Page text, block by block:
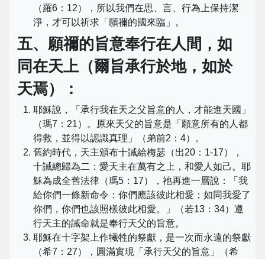
（羅6：12），所以我們在思、言、行為上保持潔
淨，才可以祈求「願禰的國來臨」。
五、願禰的旨意奉行在人間，如
同在天上（爾旨承行於地，如於
天焉）：
耶穌說，「承行我在天之父旨意的人，才能進天國」
（瑪7：21）。原來天父的旨意是「願意所有的人都
得救，並得以認識真理」（弟前2：4）。
舊約時代，天主頒布十誡給梅瑟（出20：1-17），
十誡總歸為二：愛天主在萬有之上，和愛人如己。耶
穌為成全舊法律（瑪5：17），祂再進一層說：「我
給你們一條新命令：你們應該彼此相愛；如同我愛了
你們，你們也該照樣彼此相愛。」（若13：34）遵
行天主的誡命就是奉行天父的旨意。
耶穌在十字架上作犧牲的祭獻，是一次而永遠的祭獻
（希7：27），圓滿實現「承行天父的旨意」（希